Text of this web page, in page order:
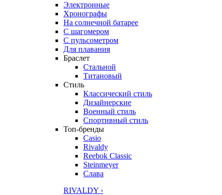
Электронные
Хронографы
На солнечной батарее
С шагомером
С пульсометром
Для плавания
Браслет
Стальной
Титановый
Стиль
Классический стиль
Дизайнерские
Военный стиль
Спортивный стиль
Топ-бренды
Casio
Rivaldy
Reebok Classic
Steinmeyer
Слава
RIVALDY ›